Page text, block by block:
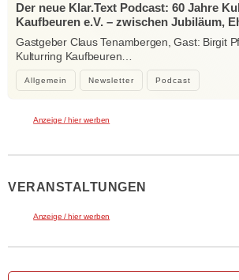
Allgemein Newsletter Podcast
Der neue Klar.Text Podcast: 60 Jahre
Kaufbeuren e.V. – zwischen Jubiläum,
Kraft der Kultur
Gastgeber Claus Tenambergen, Gast: Birgit
Kulturring Kaufbeuren…
Anzeige / hier werben
VERANSTALTUNGEN
Anzeige / hier werben